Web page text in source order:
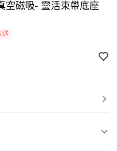
空磁吸- 靈活束帶底座
送